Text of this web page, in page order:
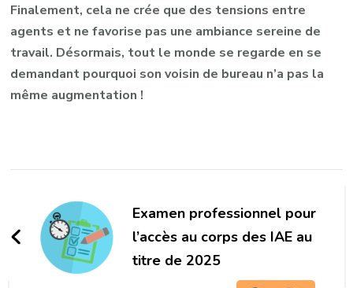
Finalement, cela ne crée que des tensions entre
agents et ne favorise pas une ambiance sereine de
travail. Désormais, tout le monde se regarde en se
demandant pourquoi son voisin de bureau n’a pas la
même augmentation !
d'article
Examen professionnel pour
l’accès au corps des IAE au
titre de 2025